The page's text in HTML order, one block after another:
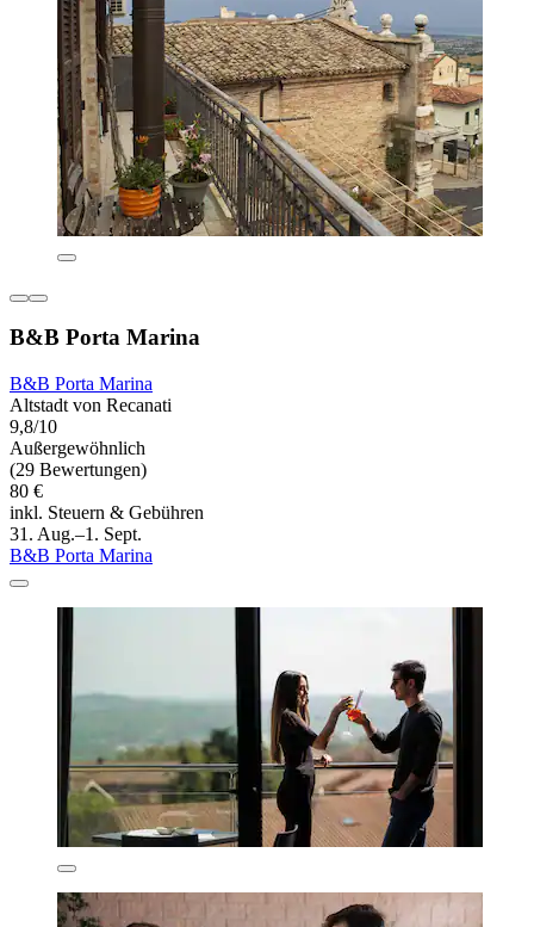
B&B Porta Marina
B&B Porta Marina
Altstadt von Recanati
9,8/10
Außergewöhnlich
(29 Bewertungen)
80 €
inkl. Steuern & Gebühren
31. Aug.–1. Sept.
B&B Porta Marina